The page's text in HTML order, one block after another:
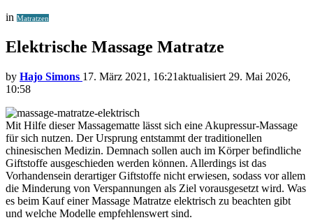
in Matratzen
Elektrische Massage Matratze
by Hajo Simons 17. März 2021, 16:21aktualisiert 29. Mai 2026,
10:58
Mit Hilfe dieser Massagematte lässt sich eine Akupressur-Massage
für sich nutzen. Der Ursprung entstammt der traditionellen
chinesischen Medizin. Demnach sollen auch im Körper befindliche
Giftstoffe ausgeschieden werden können. Allerdings ist das
Vorhandensein derartiger Giftstoffe nicht erwiesen, sodass vor allem
die Minderung von Verspannungen als Ziel vorausgesetzt wird. Was
es beim Kauf einer Massage Matratze elektrisch zu beachten gibt
und welche Modelle empfehlenswert sind.